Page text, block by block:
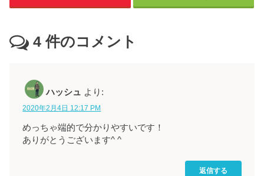
4 件のコメント
ハッシュ より:
2020年2月4日 12:17 PM
めっちゃ端的で分かりやすいです！
ありがとうございます^ ^
返信する